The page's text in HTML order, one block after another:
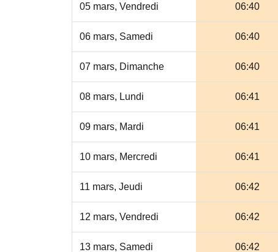
05 mars, Vendredi 06:40
06 mars, Samedi 06:40
07 mars, Dimanche 06:40
08 mars, Lundi 06:41
09 mars, Mardi 06:41
10 mars, Mercredi 06:41
11 mars, Jeudi 06:42
12 mars, Vendredi 06:42
13 mars, Samedi 06:42